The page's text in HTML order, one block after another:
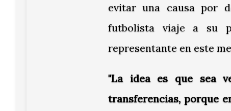
evitar una causa por
futbolista viaje a su
representante en este
"La idea es que sea
transferencias, porque